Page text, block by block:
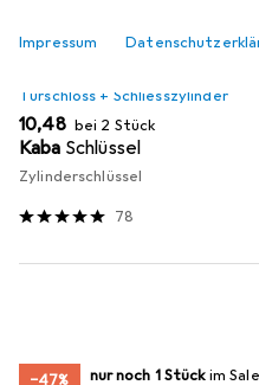
Impressum
Türschloss + Schliesszylinder
EUR
10,48 bei 2 Stück
Kaba Schlüssel
Zylinderschlüssel
78
−47% noch 1 Stückim Sale
nur noch 1 Stück im Sale